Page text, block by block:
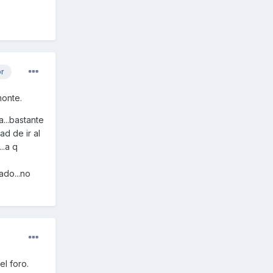
de ir al
q
foro.